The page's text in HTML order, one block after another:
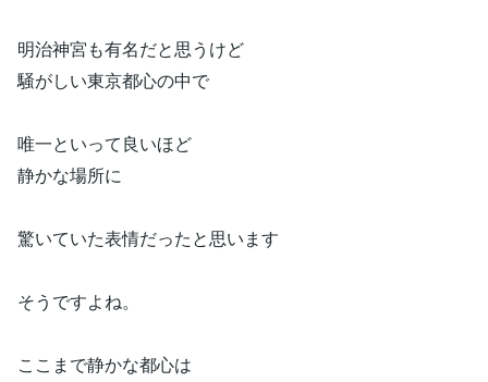
明治神宮も有名だと思うけど
騒がしい東京都心の中で
唯一といって良いほど
静かな場所に
驚いていた表情だったと思います
そうですよね。
ここまで静かな都心は